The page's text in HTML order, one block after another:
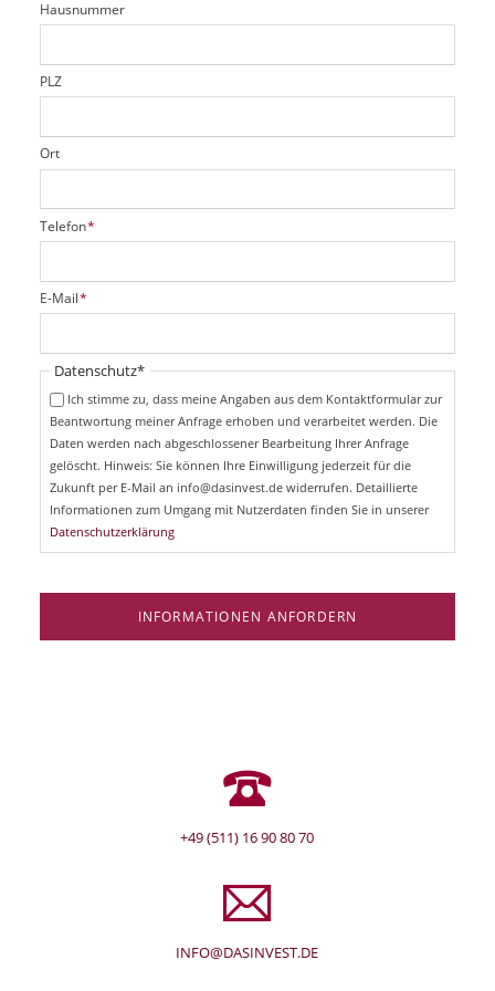
f
e
d
Hausnummer
PLZ
Ort
P
f
i
c
t
f
Telefon*
P
f
i
E-Mail*
Pflichtfeld
Datenschutz*
Ich stimme zu, dass meine Angaben aus dem Kontaktformular zur
Beantwortung meiner Anfrage erhoben und verarbeitet werden. Die
Daten werden nach abgeschlossener Bearbeitung Ihrer Anfrage
gelöscht. Hinweis: Sie können Ihre Einwilligung jederzeit für die
Zukunft per E-Mail an info@dasinvest.de widerrufen. Detaillierte
Informationen zum Umgang mit Nutzerdaten finden Sie in unserer
Datenschutzerklärung
INFORMATIONEN ANFORDERN
+49 (511) 16 90 80 70
INFO@DASINVEST.DE